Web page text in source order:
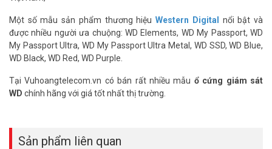
dữ liệu vô cùng tốt, dòng ổ cứng HDD WD Purple Pro 18TB SATA 3
3.5 inch hứa hẹn mang lại cho bạn những trải nghiệm mới lạ và
tuyệt vời.
Sử dụng công nghệ độc quyền của Western
Digital
Các phiên bản Purple Pro của Western Digital đều trang bị công
nghệ mới AllFrame Al. Công nghệ này giúp cải thiện hiện tượng mất
Một số mẫu sản phẩm thương hiệuWestern Digital
nổi bật và
được nhiều người ưa chuộng: WD Elements, WD My Passport, WD
My Passport Ultra, WD My Passport Ultra Metal, WD SSD, WD Blue,
WD Black, WD Red, WD Purple.
Tại Vuhoangtelecom.vn có bán rất nhiều mẫu ổ cứng giám sát
WD chính hãng với giá tốt nhất thị trường.
Sản phẩm liên quan